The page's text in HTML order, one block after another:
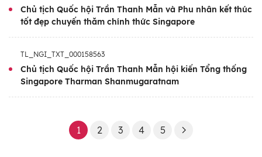
Chủ tịch Quốc hội Trần Thanh Mẫn và Phu nhân kết thúc
tốt đẹp chuyến thăm chính thức Singapore
TL_NGI_TXT_000158563
Chủ tịch Quốc hội Trần Thanh Mẫn hội kiến Tổng thống
Singapore Tharman Shanmugaratnam
1 2 3 4 5